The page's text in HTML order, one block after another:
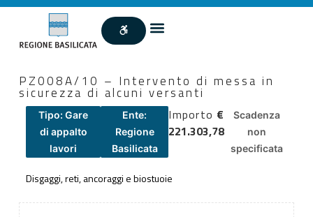
PZ008A/10 – Intervento di messa in
sicurezza di alcuni versanti
Tipo: Gare
di appalto
lavori
Ente:
Regione
Basilicata
Importo €
221.303,78
Scadenza
non
specificata
Disgaggi, reti, ancoraggi e biostuoie